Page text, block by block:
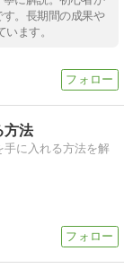
。長期間の成果や
ます。
方法
手に入れる方法を解